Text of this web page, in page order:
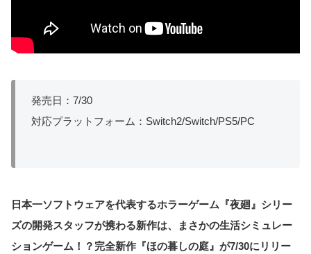
発売日：7/30
対応プラットフォーム：Switch2/Switch/PS5/PC
日本一ソフトウェアを代表するホラーゲーム『夜廻』シリー
ズの開発スタッフが携わる新作は、まさかの生活シミュレー
ションゲーム！？完全新作『ほの暮しの庭』が7/30にリリー